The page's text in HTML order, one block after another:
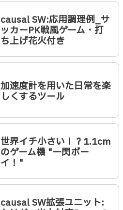
causal SW:応用調理例_サ
ッカーPK戦風ゲーム・打
ち上げ花火付き
加速度計を用いた日常を楽
しくするツール
世界イチ小さい！？1.1cm
のゲーム機 "一閃ボー
イ！"
causal SW拡張ユニット: